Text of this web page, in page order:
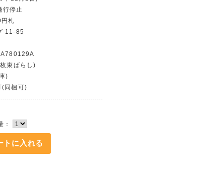
行停止
札
11-85
A780129A
束ばらし)
)
(同梱可)
：